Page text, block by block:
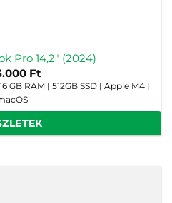
Pro 14,2″ (2024)
Ft
GB RAM | 512GB SSD | Apple M4 |